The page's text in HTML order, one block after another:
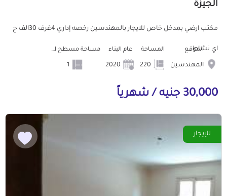
الجيزة
مكتب ارضي بمدخل خاص للايجار بالمهندسين رخصه إداري 4غرف 30الف ج
اي نشاط
الموقع
المهندسين
المساحة عام البناء مساحة مسطح البناء
30,000 جنيه / شهرياً
للإيجار